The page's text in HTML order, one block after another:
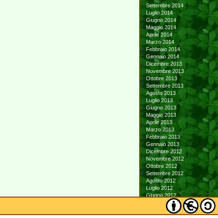
Settembre 2014
Luglio 2014
Giugno 2014
Maggio 2014
Aprile 2014
Marzo 2014
Febbraio 2014
Gennaio 2014
Dicembre 2013
Novembre 2013
Ottobre 2013
Settembre 2013
Agosto 2013
Luglio 2013
Giugno 2013
Maggio 2013
Aprile 2013
Marzo 2013
Febbraio 2013
Gennaio 2013
Dicembre 2012
Novembre 2012
Ottobre 2012
Settembre 2012
Agosto 2012
Luglio 2012
Giugno 2012
Maggio 2012
Aprile 2012